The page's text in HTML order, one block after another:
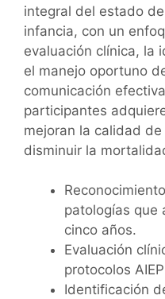
integral del estado
infancia, con un
evaluación clínica, la
el manejo oportuno
comunicación
participantes
mejoran la calidad
disminuir la
patologías que
cinco años.
Evaluación
protocolos
Identificación